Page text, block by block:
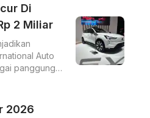
Di
2 Miliar
Auto
panggung
Volvo
2026